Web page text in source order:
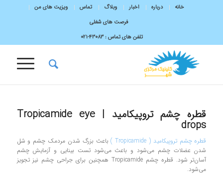
خانه درباره اخبار وبلاگ تماس
ویزیت های من
فرصت های شغلی
تلفن های تماس :43083-۰۲۱
قطره چشم تروپیکامید | Tropicamide eye
drops
قطره چشم تروپیکامید ( Tropicamide )
باعث بزرگ شدن مردمک چشم و شل
شدن عضلات چشم می‌شود و باعث می‌شود تست بینایی و آزمایش چشم
آسان‌تر شود. قطره چشم Tropicamide همچنین برای جراحی چشم نیز تجویز
می‌شود.